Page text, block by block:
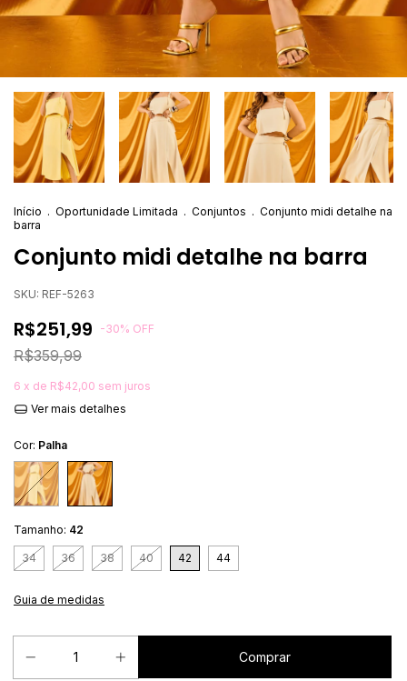
Início . Oportunidade Limitada . Conjuntos . Conjunto midi detalhe na
barra
Conjunto midi detalhe na barra
SKU: REF-5263
R$251,99 -30% OFF
R$359,99
6 x de R$42,00 sem juros
Ver mais detalhes
Cor: Palha
Tamanho: 42
34 36 38 40 42 44
Guia de medidas